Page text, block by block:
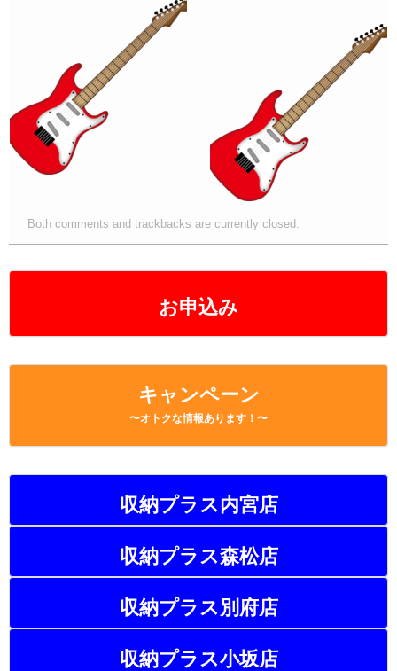
お申込み
キャンペーン
〜オトクな情報あります！〜
収納プラス内宮店
収納プラス森松店
収納プラス別府店
収納プラス小坂店
o
o
k
Both comments and trackbacks are currently closed.